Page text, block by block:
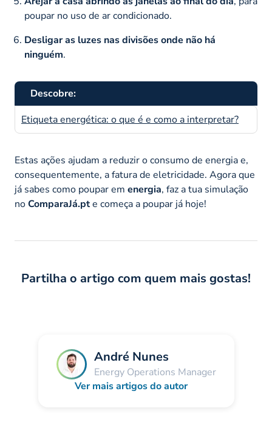
poupar no uso de ar condicionado.
Desligar as luzes nas divisões onde não há
ninguém.
Descobre:
Etiqueta energética: o que é e como a interpretar?
Estas ações ajudam a reduzir o consumo de energia e,
consequentemente, a fatura de eletricidade. Agora que
já sabes como poupar em energia, faz a tua simulação
noComparaJá.pte começa a poupar já hoje!
Partilha o artigo com quem mais gostas!
André Nunes
Energy Operations Manager
Ver mais artigos do autor